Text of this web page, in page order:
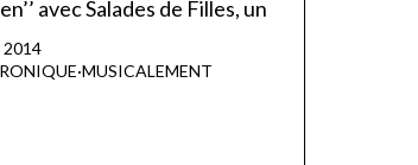
avec Salades de Filles, un
2014
·MUSICALEMENT